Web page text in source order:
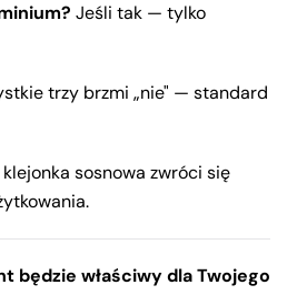
Jeśli tak — tylko
trzy brzmi „nie" — standard
sosnowa zwróci się
będzie właściwy dla Twojego